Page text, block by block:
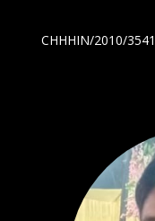
CHHHIN/2010/